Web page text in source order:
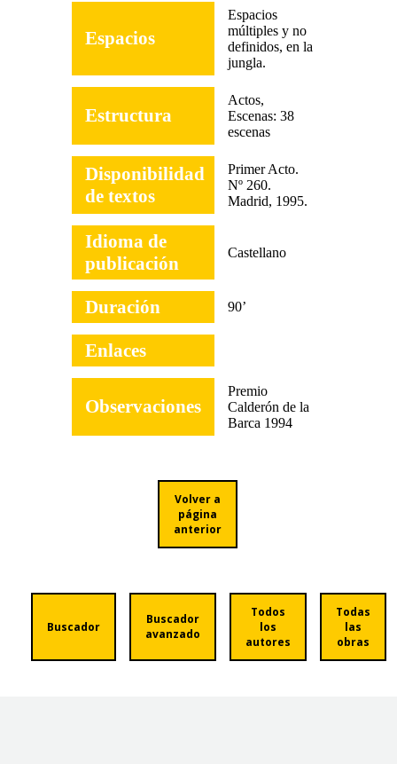
Espacios
Espacios
múltiples y no
definidos, en la
jungla.
Estructura
Actos,
Escenas: 38
escenas
Disponibilidad
de textos
Primer Acto.
Nº 260.
Madrid, 1995.
Idioma de
publicación
Castellano
Duración 90’
Enlaces
Observaciones
Premio
Calderón de la
Barca 1994
Volver a
página
anterior
Buscador
Buscador
avanzado
Todos
los
autores
Todas
las
obras